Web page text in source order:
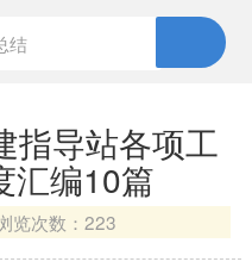
指导站各项工
汇编10篇
览次数：223